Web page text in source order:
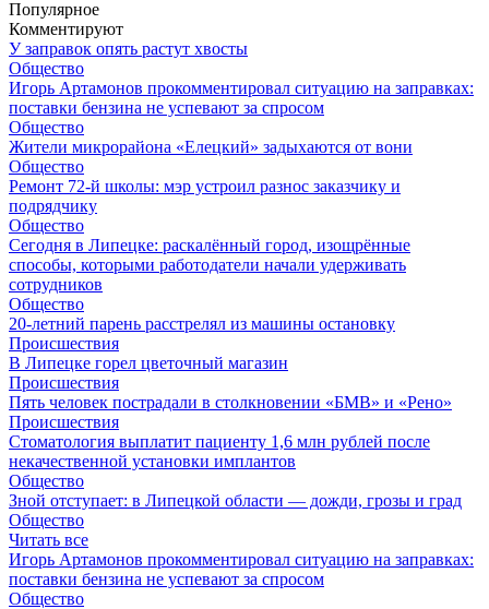
Популярное
Комментируют
У заправок опять растут хвосты
Общество
Игорь Артамонов прокомментировал ситуацию на заправках:
поставки бензина не успевают за спросом
Общество
Жители микрорайона «Елецкий» задыхаются от вони
Общество
Ремонт 72‑й школы: мэр устроил разнос заказчику и
подрядчику
Общество
Сегодня в Липецке: раскалённый город, изощрённые
способы, которыми работодатели начали удерживать
сотрудников
Общество
20-летний парень расстрелял из машины остановку
Происшествия
В Липецке горел цветочный магазин
Происшествия
Пять человек пострадали в столкновении «БМВ» и «Рено»
Происшествия
Стоматология выплатит пациенту 1,6 млн рублей после
некачественной установки имплантов
Общество
Зной отступает: в Липецкой области — дожди, грозы и град
Общество
Читать все
Игорь Артамонов прокомментировал ситуацию на заправках:
поставки бензина не успевают за спросом
Общество